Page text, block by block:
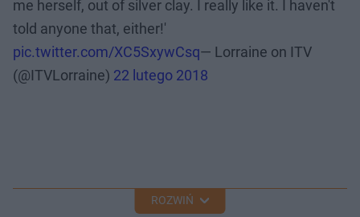
me herself, out of silver clay. I really like it. I haven't
told anyone that, either!'
pic.twitter.com/XC5SxywCsq— Lorraine on ITV
(@ITVLorraine) 22 lutego 2018
ROZWIŃ